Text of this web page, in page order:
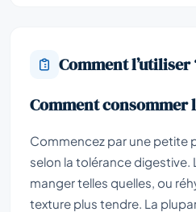
Comment l’utiliser
Comment consommer
Commencez par une petite
selon la tolérance digestive.
manger telles quelles, ou
texture plus tendre. La